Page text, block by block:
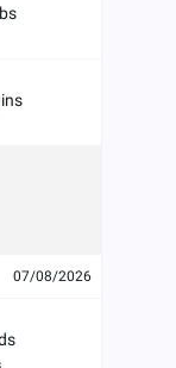
07/08/2026